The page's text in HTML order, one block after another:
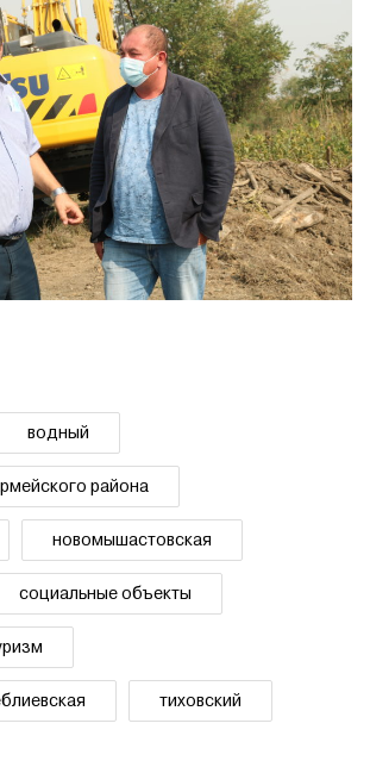
водный
района
новомышастовская
социальные объекты
тиховский